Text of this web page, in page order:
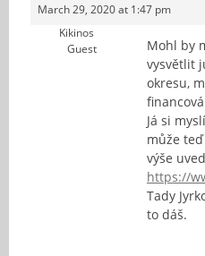
O
March 29, 2020 at 1:47 pm
Kikinos
Guest
Mohl by
vysvětlit
okresu,
Já si
může
výše
https://
Tady
to dáš.